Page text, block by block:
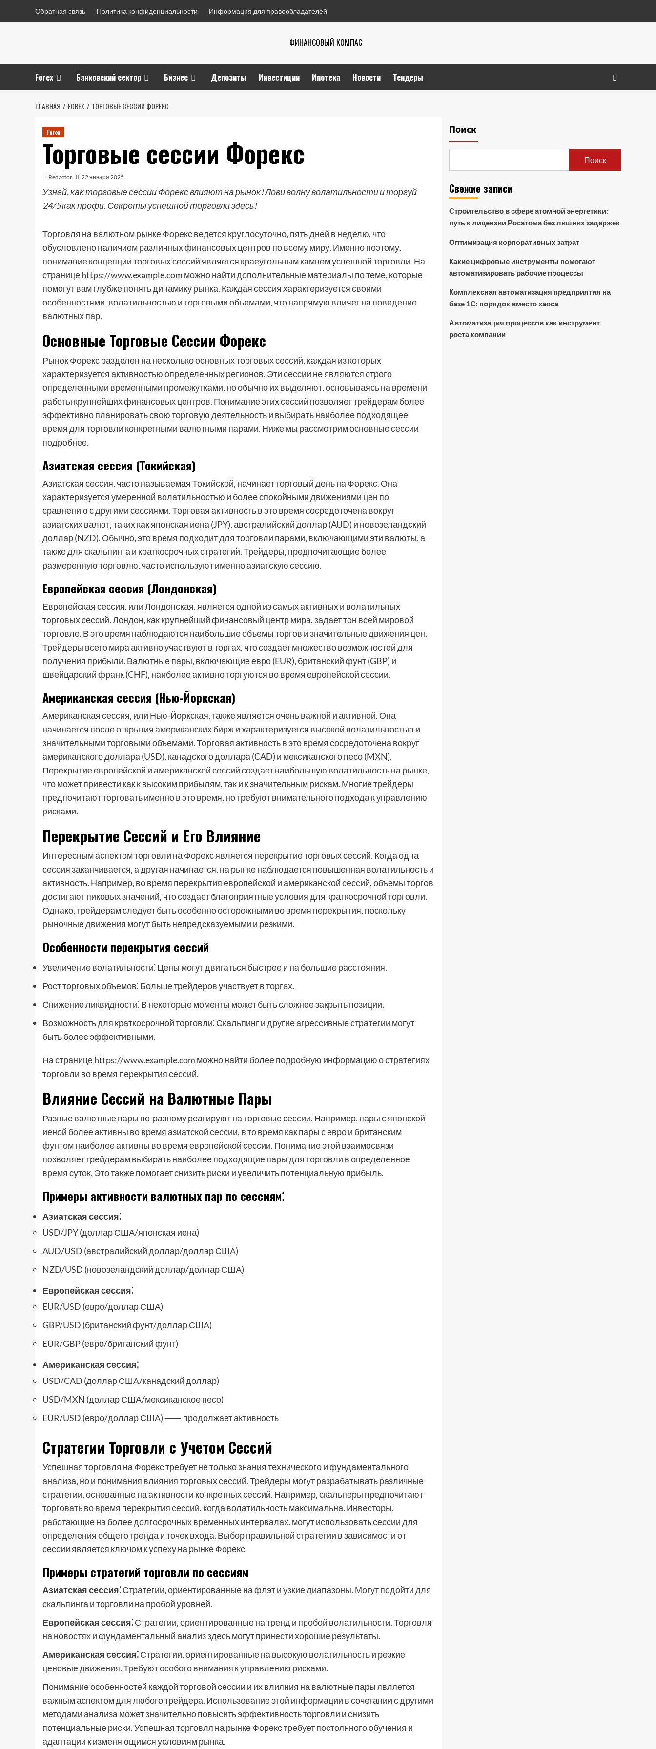
Обратная связь Политика конфиденциальности Информация для правообладателей
ФИНАНСОВЫЙ КОМПАС
Forex Банковский сектор Бизнес Депозиты Инвестиции Ипотека Новости Тендеры
ГЛАВНАЯ FOREX ТОРГОВЫЕ СЕССИИ ФОРЕКС
Forex
Торговые сессии Форекс
Redactor 22 января 2025
Узнай, как торговые сессии Форекс влияют на рынок! Лови волну волатильности и торгуй
24/5 как профи. Секреты успешной торговли здесь!
Торговля на валютном рынке Форекс ведется круглосуточно, пять дней в неделю, что
обусловлено наличием различных финансовых центров по всему миру. Именно поэтому,
понимание концепции торговых сессий является краеугольным камнем успешной торговли. На
странице https://www.example.com можно найти дополнительные материалы по теме, которые
помогут вам глубже понять динамику рынка. Каждая сессия характеризуется своими
особенностями, волатильностью и торговыми объемами, что напрямую влияет на поведение
валютных пар.
Основные Торговые Сессии Форекс
Рынок Форекс разделен на несколько основных торговых сессий, каждая из которых
характеризуется активностью определенных регионов. Эти сессии не являются строго
определенными временными промежутками, но обычно их выделяют, основываясь на времени
работы крупнейших финансовых центров. Понимание этих сессий позволяет трейдерам более
эффективно планировать свою торговую деятельность и выбирать наиболее подходящее
время для торговли конкретными валютными парами. Ниже мы рассмотрим основные сессии
подробнее.
Азиатская сессия (Токийская)
Азиатская сессия, часто называемая Токийской, начинает торговый день на Форекс. Она
характеризуется умеренной волатильностью и более спокойными движениями цен по
сравнению с другими сессиями. Торговая активность в это время сосредоточена вокруг
азиатских валют, таких как японская иена (JPY), австралийский доллар (AUD) и новозеландский
доллар (NZD). Обычно, это время подходит для торговли парами, включающими эти валюты, а
также для скальпинга и краткосрочных стратегий. Трейдеры, предпочитающие более
размеренную торговлю, часто используют именно азиатскую сессию.
Европейская сессия (Лондонская)
Европейская сессия, или Лондонская, является одной из самых активных и волатильных
торговых сессий. Лондон, как крупнейший финансовый центр мира, задает тон всей мировой
торговле. В это время наблюдаются наибольшие объемы торгов и значительные движения цен.
Трейдеры всего мира активно участвуют в торгах, что создает множество возможностей для
получения прибыли. Валютные пары, включающие евро (EUR), британский фунт (GBP) и
швейцарский франк (CHF), наиболее активно торгуются во время европейской сессии.
Американская сессия (Нью-Йоркская)
Американская сессия, или Нью-Йоркская, также является очень важной и активной. Она
начинается после открытия американских бирж и характеризуется высокой волатильностью и
значительными торговыми объемами. Торговая активность в это время сосредоточена вокруг
американского доллара (USD), канадского доллара (CAD) и мексиканского песо (MXN).
Перекрытие европейской и американской сессий создает наибольшую волатильность на рынке,
что может привести как к высоким прибылям, так и к значительным рискам. Многие трейдеры
предпочитают торговать именно в это время, но требуют внимательного подхода к управлению
рисками.
Перекрытие Сессий и Его Влияние
Интересным аспектом торговли на Форекс является перекрытие торговых сессий. Когда одна
сессия заканчивается, а другая начинается, на рынке наблюдается повышенная волатильность и
активность. Например, во время перекрытия европейской и американской сессий, объемы торгов
достигают пиковых значений, что создает благоприятные условия для краткосрочной торговли.
Однако, трейдерам следует быть особенно осторожными во время перекрытия, поскольку
рыночные движения могут быть непредсказуемыми и резкими.
Особенности перекрытия сессий
Увеличение волатильности⁚ Цены могут двигаться быстрее и на большие расстояния.
Рост торговых объемов⁚ Больше трейдеров участвует в торгах.
Снижение ликвидности⁚ В некоторые моменты может быть сложнее закрыть позиции.
Возможность для краткосрочной торговли⁚ Скальпинг и другие агрессивные стратегии могут
быть более эффективными.
На странице https://www.example.com можно найти более подробную информацию о стратегиях
торговли во время перекрытия сессий.
Влияние Сессий на Валютные Пары
Разные валютные пары по-разному реагируют на торговые сессии. Например, пары с японской
иеной более активны во время азиатской сессии, в то время как пары с евро и британским
фунтом наиболее активны во время европейской сессии. Понимание этой взаимосвязи
позволяет трейдерам выбирать наиболее подходящие пары для торговли в определенное
время суток. Это также помогает снизить риски и увеличить потенциальную прибыль.
Примеры активности валютных пар по сессиям⁚
Азиатская сессия⁚
USD/JPY (доллар США/японская иена)
AUD/USD (австралийский доллар/доллар США)
NZD/USD (новозеландский доллар/доллар США)
Европейская сессия⁚
EUR/USD (евро/доллар США)
GBP/USD (британский фунт/доллар США)
EUR/GBP (евро/британский фунт)
Американская сессия⁚
USD/CAD (доллар США/канадский доллар)
USD/MXN (доллар США/мексиканское песо)
EUR/USD (евро/доллар США) ⸺ продолжает активность
Стратегии Торговли с Учетом Сессий
Успешная торговля на Форекс требует не только знания технического и фундаментального
анализа, но и понимания влияния торговых сессий. Трейдеры могут разрабатывать различные
стратегии, основанные на активности конкретных сессий. Например, скальперы предпочитают
торговать во время перекрытия сессий, когда волатильность максимальна. Инвесторы,
работающие на более долгосрочных временных интервалах, могут использовать сессии для
определения общего тренда и точек входа. Выбор правильной стратегии в зависимости от
сессии является ключом к успеху на рынке Форекс.
Примеры стратегий торговли по сессиям
Азиатская сессия⁚Стратегии, ориентированные на флэт и узкие диапазоны. Могут подойти для
скальпинга и торговли на пробой уровней.
Европейская сессия⁚Стратегии, ориентированные на тренд и пробой волатильности. Торговля
на новостях и фундаментальный анализ здесь могут принести хорошие результаты.
Американская сессия⁚Стратегии, ориентированные на высокую волатильность и резкие
ценовые движения. Требуют особого внимания к управлению рисками.
Понимание особенностей каждой торговой сессии и их влияния на валютные пары является
важным аспектом для любого трейдера. Использование этой информации в сочетании с другими
методами анализа может значительно повысить эффективность торговли и снизить
потенциальные риски. Успешная торговля на рынке Форекс требует постоянного обучения и
адаптации к изменяющимся условиям рынка.
Поиск
Поиск
Свежие записи
Строительство в сфере атомной энергетики:
путь к лицензии Росатома без лишних задержек
Оптимизация корпоративных затрат
Какие цифровые инструменты помогают
автоматизировать рабочие процессы
Комплексная автоматизация предприятия на
базе 1С: порядок вместо хаоса
Автоматизация процессов как инструмент
роста компании